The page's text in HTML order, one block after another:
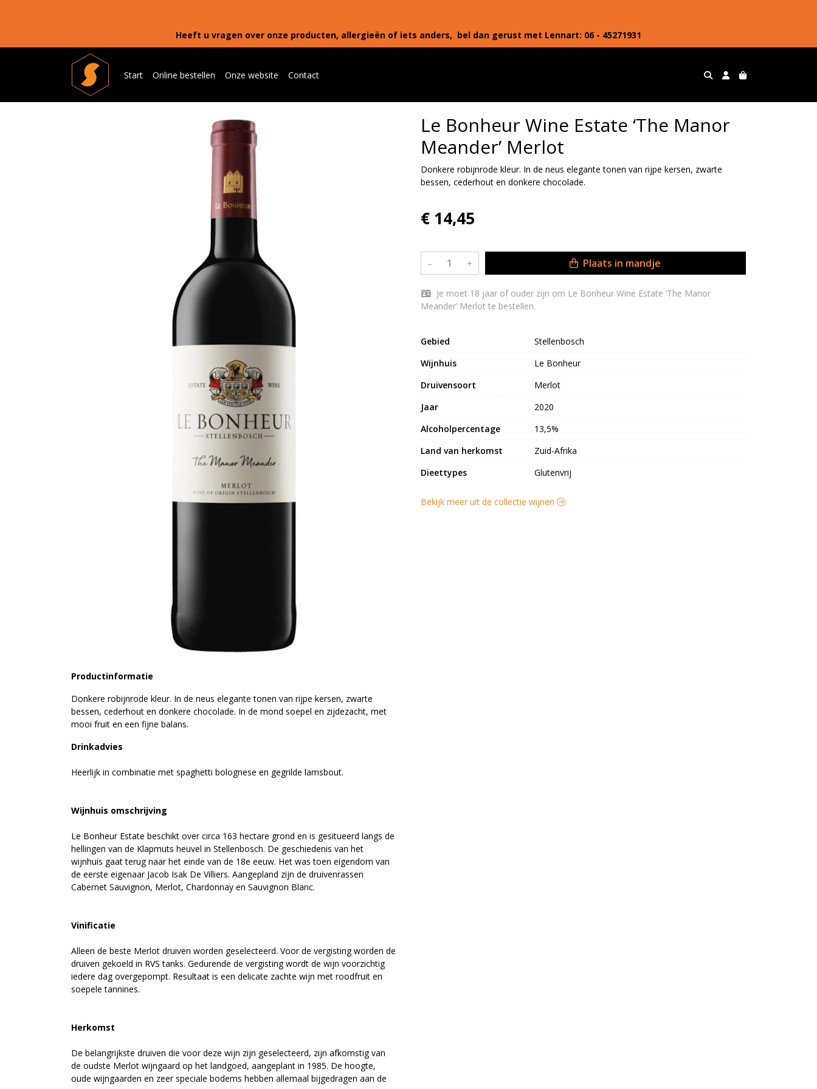
Heeft u vragen over onze producten, allergieën of iets anders, bel dan gerust met Lennart: 06 - 45271931
Start Online bestellen Onze website Contact
Productinformatie
Donkere robijnrode kleur. In de neus elegante tonen van rijpe kersen, zwarte
bessen, cederhout en donkere chocolade. In de mond soepel en zijdezacht, met
mooi fruit en een fijne balans.
Drinkadvies
Heerlijk in combinatie met spaghetti bolognese en gegrilde lamsbout.
Wijnhuis omschrijving
Le Bonheur Estate beschikt over circa 163 hectare grond en is gesitueerd langs de
hellingen van de Klapmuts heuvel in Stellenbosch. De geschiedenis van het
wijnhuis gaat terug naar het einde van de 18e eeuw. Het was toen eigendom van
de eerste eigenaar Jacob Isak De Villiers. Aangepland zijn de druivenrassen
Cabernet Sauvignon, Merlot, Chardonnay en Sauvignon Blanc.
Vinificatie
Alleen de beste Merlot druiven worden geselecteerd. Voor de vergisting worden de
druiven gekoeld in RVS tanks. Gedurende de vergisting wordt de wijn voorzichtig
iedere dag overgepompt. Resultaat is een delicate zachte wijn met roodfruit en
soepele tannines.
Herkomst
De belangrijkste druiven die voor deze wijn zijn geselecteerd, zijn afkomstig van
de oudste Merlot wijngaard op het landgoed, aangeplant in 1985. De hoogte,
oude wijngaarden en zeer speciale bodems hebben allemaal bijgedragen aan de
Le Bonheur Wine Estate ‘The Manor
Meander’ Merlot
Donkere robijnrode kleur. In de neus elegante tonen van rijpe kersen, zwarte
bessen, cederhout en donkere chocolade.
€ 14,45
– + Plaats in mandje
Meander’ Merlot te bestellen.
Gebied
Stellenbosch
Wijnhuis
Le Bonheur
Druivensoort
Merlot
Jaar
2020
Alcoholpercentage
13,5%
Land van herkomst
Zuid-Afrika
Dieettypes
Glutenvrij
Bekijk meer uit de collectie wijnen